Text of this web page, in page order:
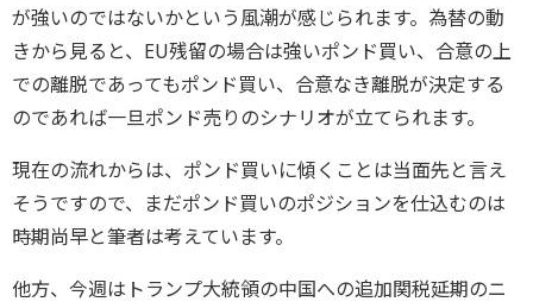
が強いのではないかという風潮が感じられます。為替の動
きから見ると、EU残留の場合は強いポンド買い、合意の上
での離脱であってもポンド買い、合意なき離脱が決定する
のであれば一旦ポンド売りのシナリオが立てられます。
現在の流れからは、ポンド買いに傾くことは当面先と言え
そうですので、まだポンド買いのポジションを仕込むのは
時期尚早と筆者は考えています。
他方、今週はトランプ大統領の中国への追加関税延期のニ